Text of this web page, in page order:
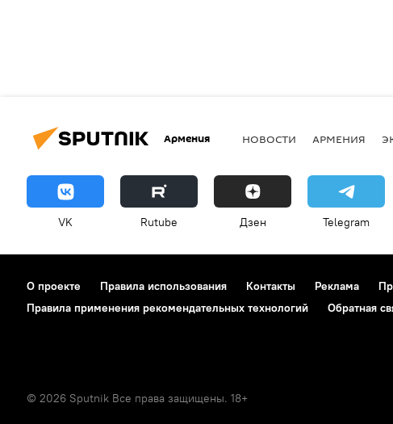
Армения НОВОСТИ АРМЕНИЯ
VK Rutube Дзен Telegram
О проекте Правила использования Контакты Реклама
Правила применения рекомендательных технологий
Обратная
© 2026 Sputnik Все права защищены. 18+